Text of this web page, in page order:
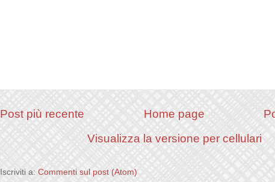
Post più recente
Home page
Visualizza la versione per cellulari
Iscriviti a: Commenti sul post (Atom)